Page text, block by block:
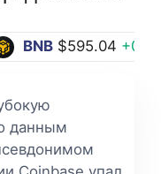
BNB $595.04
данным